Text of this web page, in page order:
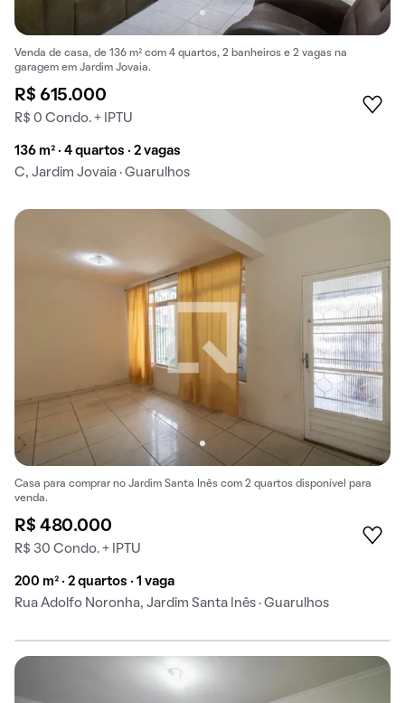
Venda de casa, de 136 m² com 4 quartos, 2 banheiros e 2 vagas na
garagem em Jardim Jovaia.
R$ 615.000
R$ 0 Condo. + IPTU
136 m² · 4 quartos · 2 vagas
C, Jardim Jovaia · Guarulhos
Casa para comprar no Jardim Santa Inês com 2 quartos disponível para
venda.
R$ 480.000
R$ 30 Condo. + IPTU
200 m² · 2 quartos · 1 vaga
Rua Adolfo Noronha, Jardim Santa Inês · Guarulhos